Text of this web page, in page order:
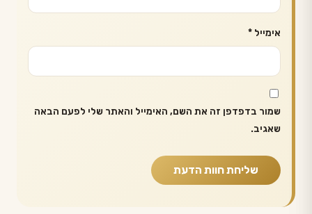
אימייל *
שמור בדפדפן זה את השם, האימייל והאתר שלי לפעם הבאה
שאגיב.